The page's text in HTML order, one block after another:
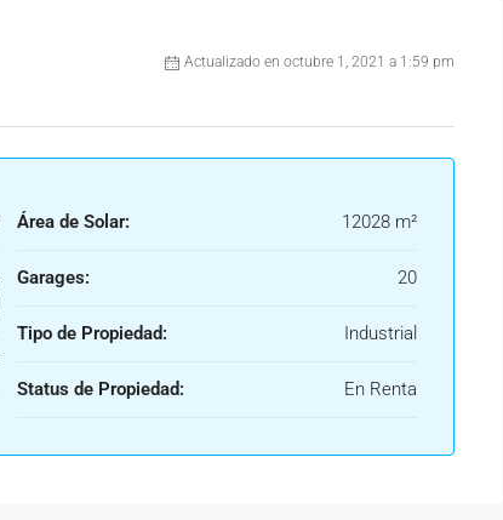
Actualizado en octubre 1, 2021 a 1:59 pm
Área de Solar: 12028 m²
Garages: 20
Tipo de Propiedad: Industrial
Status de Propiedad: En Renta